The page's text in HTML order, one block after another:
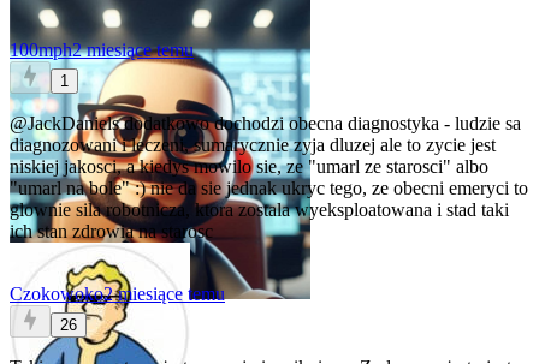
100mph2 miesiące temu
1
@JackDanielsdodatkowo dochodzi obecna diagnostyka - ludzie sa
diagnozowani i leczeni, sumarycznie zyja dluzej ale to zycie jest
niskiej jakosci, a kiedys mowilo sie, ze "umarl ze starosci" albo
"umarl na bole" :) nie da sie jednak ukryc tego, ze obecni emeryci to
glownie sila robotnicza, ktora zostala wyeksploatowana i stad taki
ich stan zdrowia na starosc
Czokowoko2 miesiące temu
26